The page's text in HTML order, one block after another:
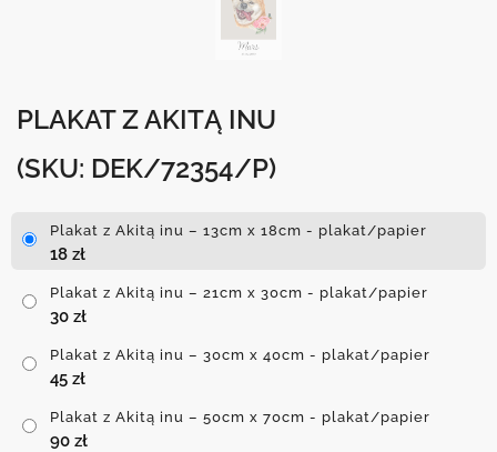
PLAKAT Z AKITĄ INU
(SKU: DEK/72354/P)
Plakat z Akitą inu – 13cm x 18cm - plakat/papier
18 zł
Plakat z Akitą inu – 21cm x 30cm - plakat/papier
30 zł
Plakat z Akitą inu – 30cm x 40cm - plakat/papier
45 zł
Plakat z Akitą inu – 50cm x 70cm - plakat/papier
90 zł